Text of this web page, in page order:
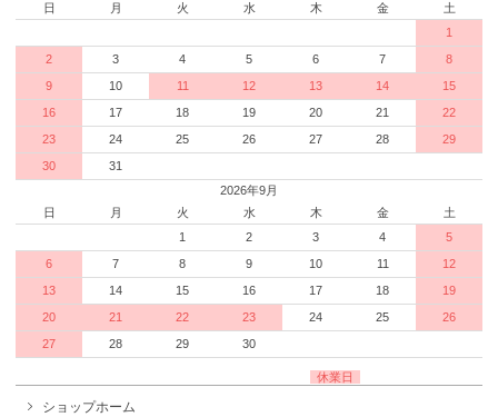
日
月 火 水 木 金
土
1
2
3 4 5 6 7
8
9
10 11 12 13 14
15
16
17 18 19 20 21
22
23
24 25 26 27 28
29
30
31
2026年9月
日
月 火 水 木 金
土
1
2 3 4
5
6
7 8 9 10 11
12
13
14 15 16 17 18
19
20
21 22 23 24 25
26
27
28 29 30
休業日
ショップホーム